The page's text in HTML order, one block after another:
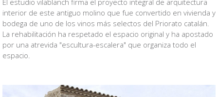
El estudio vilablanch firma el proyecto integral de arquitectura
interior de este antiguo molino que fue convertido en vivienda y
bodega de uno de los vinos más selectos del Priorato catalán.
La rehabilitación ha respetado el espacio original y ha apostado
por una atrevida "escultura-escalera" que organiza todo el
espacio.